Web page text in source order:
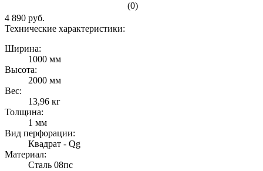
(0)
4 890 руб.
Технические характеристики:
Ширина:
1000 мм
Высота:
2000 мм
Вес:
13,96 кг
Толщина:
1 мм
Вид перфорации:
Квадрат - Qg
Материал:
Сталь 08пс